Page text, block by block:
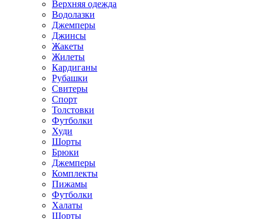
Верхняя одежда
Водолазки
Джемперы
Джинсы
Жакеты
Жилеты
Кардиганы
Рубашки
Свитеры
Спорт
Толстовки
Футболки
Худи
Шорты
Брюки
Джемперы
Комплекты
Пижамы
Футболки
Халаты
Шорты